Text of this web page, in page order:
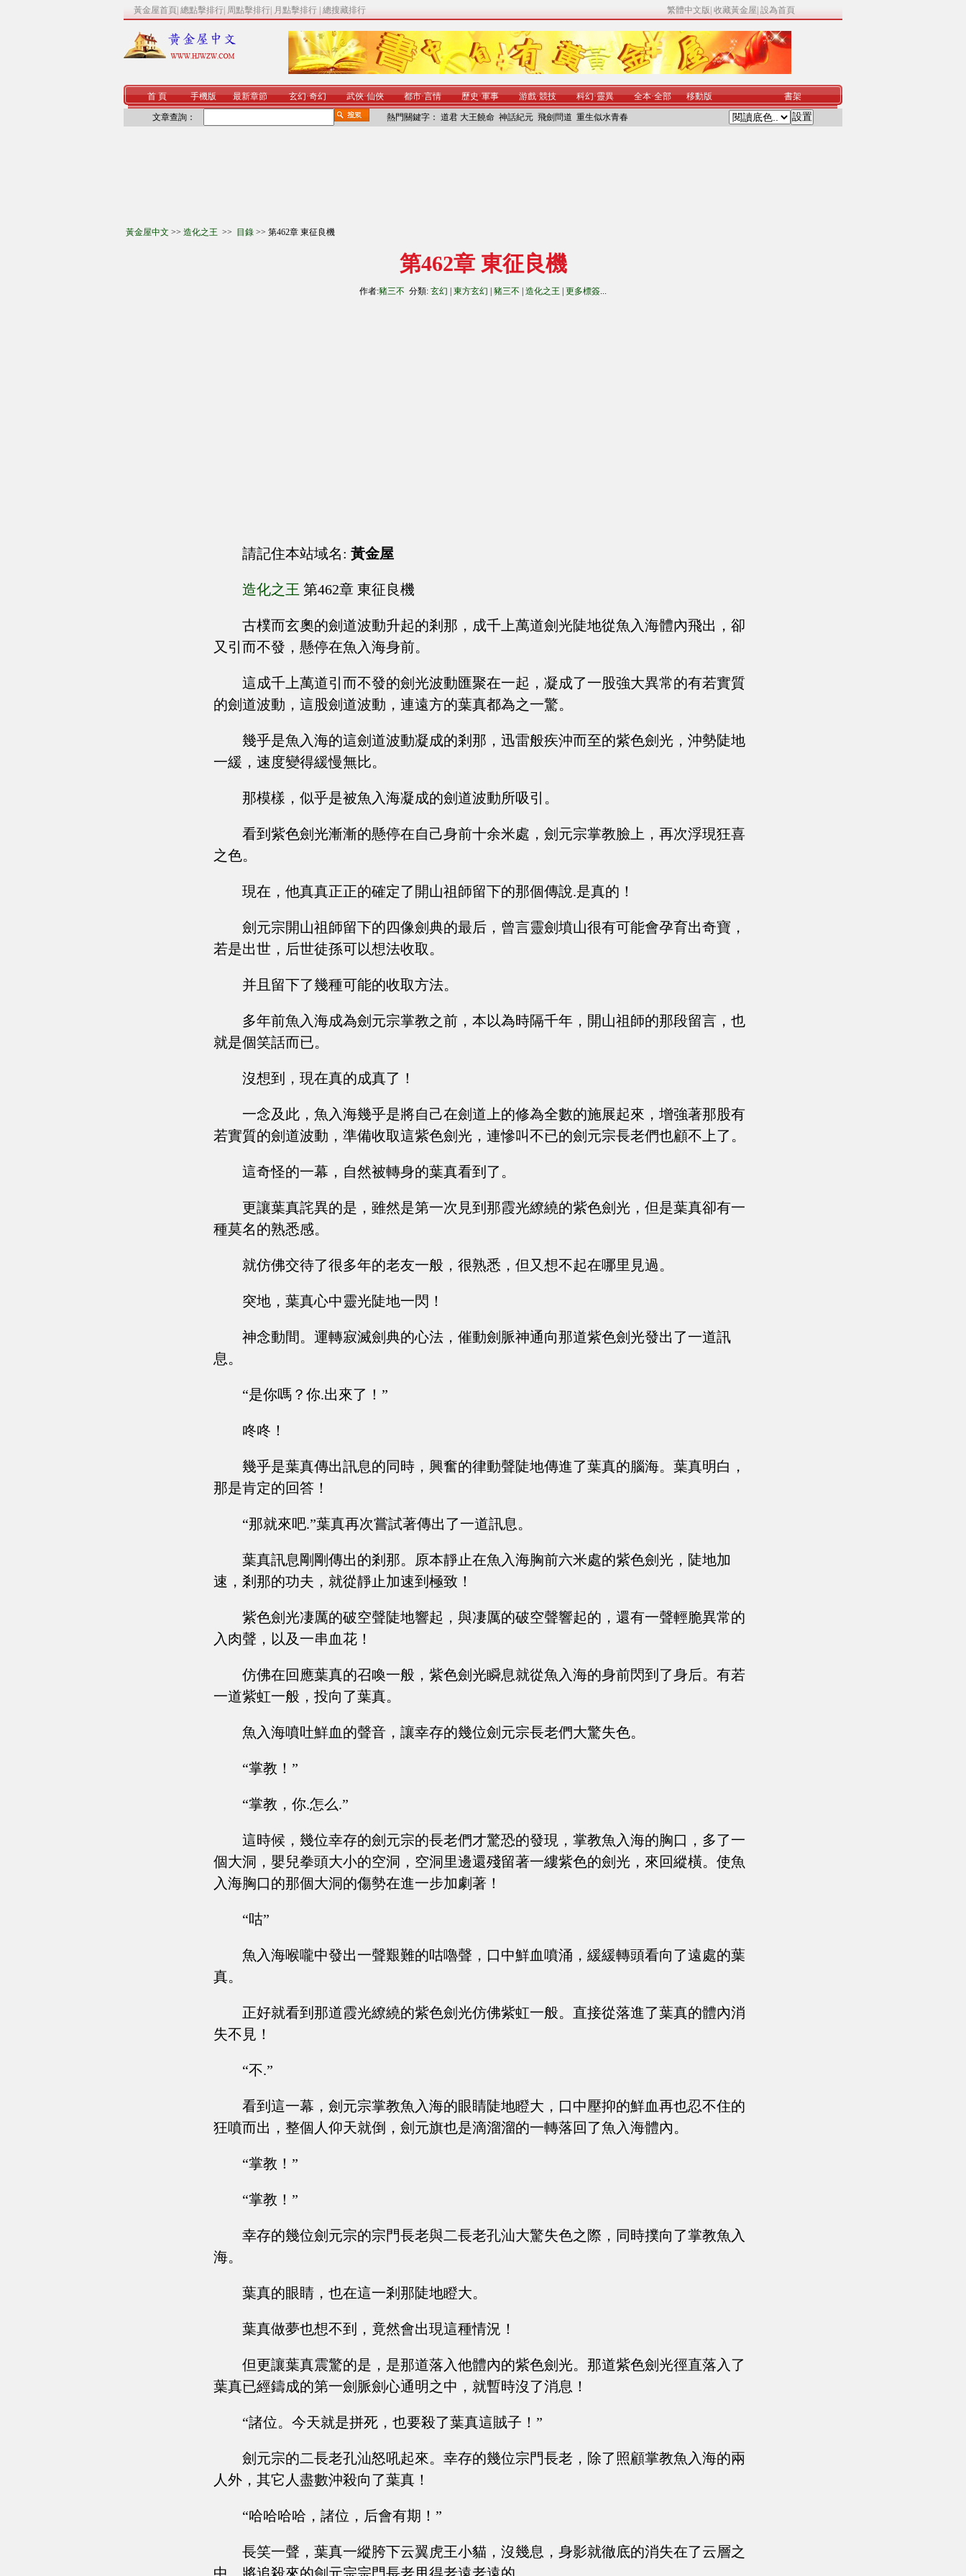
黃金屋首頁 總點擊排行 周點擊排行 月點擊排行 總搜藏排行 繁體中文版 收藏黃金屋 設為首頁
首 頁 手機版 最新章節 玄幻·奇幻 武俠·仙俠 都市·言情 歷史·軍事 游戲·競技 科幻·靈異 全本·全部 移動版 書架
文章查詢： 熱門關鍵字： 道君 大王饒命 神話紀元 飛劍問道 重生似水青春
黃金屋中文 >> 造化之王 >> 目錄 >> 第462章 東征良機
第462章 東征良機
作者:豬三不 分類: 玄幻 東方玄幻 豬三不 造化之王 更多標簽...
請記住本站域名: 黃金屋
造化之王 第462章 東征良機
古樸而玄奧的劍道波動升起的剎那，成千上萬道劍光陡地從魚入海體內飛出，卻
又引而不發，懸停在魚入海身前。
這成千上萬道引而不發的劍光波動匯聚在一起，凝成了一股強大異常的有若實質
的劍道波動，這股劍道波動，連遠方的葉真都為之一驚。
幾乎是魚入海的這劍道波動凝成的剎那，迅雷般疾沖而至的紫色劍光，沖勢陡地
一緩，速度變得緩慢無比。
那模樣，似乎是被魚入海凝成的劍道波動所吸引。
看到紫色劍光漸漸的懸停在自己身前十余米處，劍元宗掌教臉上，再次浮現狂喜
之色。
現在，他真真正正的確定了開山祖師留下的那個傳說.是真的！
劍元宗開山祖師留下的四像劍典的最后，曾言靈劍墳山很有可能會孕育出奇寶，
若是出世，后世徒孫可以想法收取。
并且留下了幾種可能的收取方法。
多年前魚入海成為劍元宗掌教之前，本以為時隔千年，開山祖師的那段留言，也
就是個笑話而已。
沒想到，現在真的成真了！
一念及此，魚入海幾乎是將自己在劍道上的修為全數的施展起來，增強著那股有
若實質的劍道波動，準備收取這紫色劍光，連慘叫不已的劍元宗長老們也顧不上了。
這奇怪的一幕，自然被轉身的葉真看到了。
更讓葉真詫異的是，雖然是第一次見到那霞光繚繞的紫色劍光，但是葉真卻有一
種莫名的熟悉感。
就仿佛交待了很多年的老友一般，很熟悉，但又想不起在哪里見過。
突地，葉真心中靈光陡地一閃！
神念動間。運轉寂滅劍典的心法，催動劍脈神通向那道紫色劍光發出了一道訊
息。
“是你嗎？你.出來了！”
咚咚！
幾乎是葉真傳出訊息的同時，興奮的律動聲陡地傳進了葉真的腦海。葉真明白，
那是肯定的回答！
“那就來吧.”葉真再次嘗試著傳出了一道訊息。
葉真訊息剛剛傳出的剎那。原本靜止在魚入海胸前六米處的紫色劍光，陡地加
速，剎那的功夫，就從靜止加速到極致！
紫色劍光凄厲的破空聲陡地響起，與凄厲的破空聲響起的，還有一聲輕脆異常的
入肉聲，以及一串血花！
仿佛在回應葉真的召喚一般，紫色劍光瞬息就從魚入海的身前閃到了身后。有若
一道紫虹一般，投向了葉真。
魚入海噴吐鮮血的聲音，讓幸存的幾位劍元宗長老們大驚失色。
“掌教！”
“掌教，你.怎么.”
這時候，幾位幸存的劍元宗的長老們才驚恐的發現，掌教魚入海的胸口，多了一
個大洞，嬰兒拳頭大小的空洞，空洞里邊還殘留著一縷紫色的劍光，來回縱橫。使魚
入海胸口的那個大洞的傷勢在進一步加劇著！
“咕”
魚入海喉嚨中發出一聲艱難的咕嚕聲，口中鮮血噴涌，緩緩轉頭看向了遠處的葉
真。
正好就看到那道霞光繚繞的紫色劍光仿佛紫虹一般。直接從落進了葉真的體內消
失不見！
“不.”
看到這一幕，劍元宗掌教魚入海的眼睛陡地瞪大，口中壓抑的鮮血再也忍不住的
狂噴而出，整個人仰天就倒，劍元旗也是滴溜溜的一轉落回了魚入海體內。
“掌教！”
“掌教！”
幸存的幾位劍元宗的宗門長老與二長老孔汕大驚失色之際，同時撲向了掌教魚入
海。
葉真的眼睛，也在這一剎那陡地瞪大。
葉真做夢也想不到，竟然會出現這種情況！
但更讓葉真震驚的是，是那道落入他體內的紫色劍光。那道紫色劍光徑直落入了
葉真已經鑄成的第一劍脈劍心通明之中，就暫時沒了消息！
“諸位。今天就是拼死，也要殺了葉真這賊子！”
劍元宗的二長老孔汕怒吼起來。幸存的幾位宗門長老，除了照顧掌教魚入海的兩
人外，其它人盡數沖殺向了葉真！
“哈哈哈哈，諸位，后會有期！”
長笑一聲，葉真一縱胯下云翼虎王小貓，沒幾息，身影就徹底的消失在了云層之